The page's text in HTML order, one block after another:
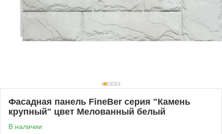
Фасадная панель FineBer серия "Камень
крупный" цвет Мелованный белый
В наличии